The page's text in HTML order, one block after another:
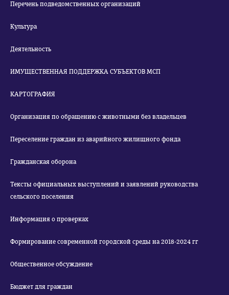
Перечень подведомственных организаций
Культура
Деятельность
ИМУЩЕСТВЕННАЯ ПОДДЕРЖКА СУБЪЕКТОВ МСП
КАРТОГРАФИЯ
Организация по обращению с животными без владельцев
Переселение граждан из аварийного жилищного фонда
Гражданская оборона
Тексты официальных выступлений и заявлений руководства
сельского поселения
Информация о проверках
Формирование современной городской среды на 2018-2024 гг
Общественное обсуждение
Бюджет для граждан